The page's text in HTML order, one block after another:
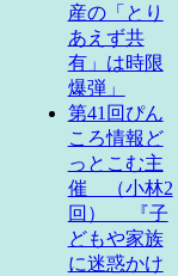
産の「とり
あえず共
有」は時限
爆弾」
第41回ぴん
ころ情報ど
っとこむ主
催 （小林2
回） 『子
どもや家族
に迷惑かけ